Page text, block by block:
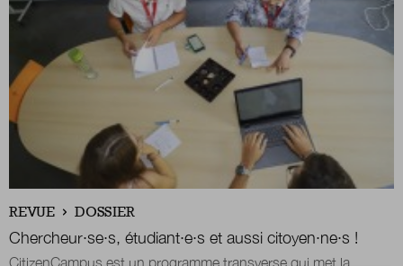
REVUE DOSSIER
Chercheur·se·s, étudiant·e·s et aussi citoyen·ne·s !
CitizenCampus est un programme transverse qui met la